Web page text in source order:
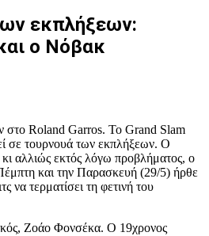
εκπλήξεων:
ο Νόβακ
στο Roland Garros. Το Grand Slam
σε τουρνουά των εκπλήξεων. Ο
αλλιώς εκτός λόγω προβλήματος, ο
και την Παρασκευή (29/5) ήρθε
να τερματίσει τη φετινή του
Ζοάο Φονσέκα. Ο 19χρονος